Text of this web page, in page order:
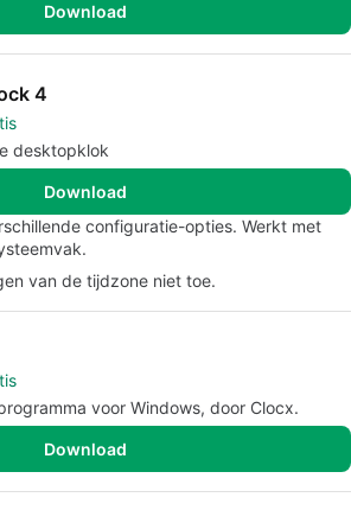
Download
4
desktopklok
Download
configuratie-opties. Werkt met
van de tijdzone niet toe.
voor Windows, door Clocx.
Download